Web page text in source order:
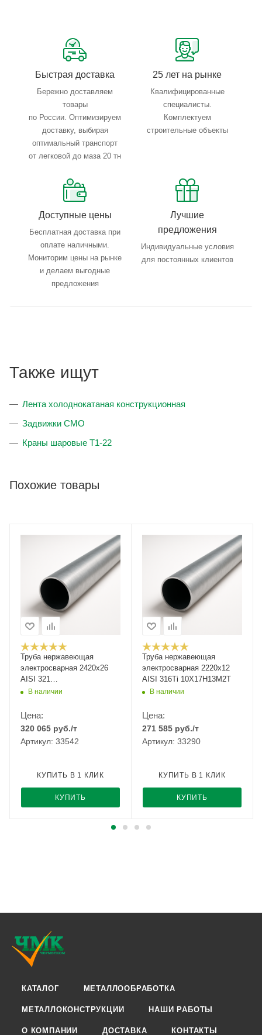
Тройной весовой контроль: въезд, погрузка, выезд
Быстрая доставка
Бережно доставляем
товары
по России. Оптимизируем
доставку, выбирая
оптимальный транспорт
от легковой до маза 20 тн
25 лет на рынке
Квалифицированные
специалисты.
Комплектуем
строительные объекты
Доступные цены
Бесплатная доставка при
оплате наличными.
Мониторим цены на рынке
и делаем выгодные
предложения
Лучшие
предложения
Индивидуальные условия
для постоянных клиентов
Также ищут
Лента холоднокатаная конструкционная
Задвижки CMO
Краны шаровые T1-22
Похожие товары
Труба нержавеющая
электросварная 2420х26
AISI 321
12Х18Н10Т/08Х18Н10Т
В наличии
Цена:
320 065 руб./т
Артикул: 33542
КУПИТЬ
КУПИТЬ В 1 КЛИК
Труба нержавеющая
электросварная 2220х12
AISI 316Ti 10Х17Н13М2Т
В наличии
Цена:
271 585 руб./т
Артикул: 33290
КУПИТЬ
КУПИТЬ В 1 КЛИК
КАТАЛОГ МЕТАЛЛООБРАБОТКА
МЕТАЛЛОКОНСТРУКЦИИ НАШИ РАБОТЫ
О КОМПАНИИ ДОСТАВКА КОНТАКТЫ